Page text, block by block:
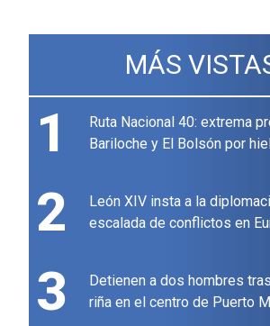
MÁS
1
Ruta Nacional 40: extrema
Bariloche y El Bolsón por
2
León XIV insta a la
escalada de conflictos en
3
Detienen a dos hombres
riña en el centro de Puerto